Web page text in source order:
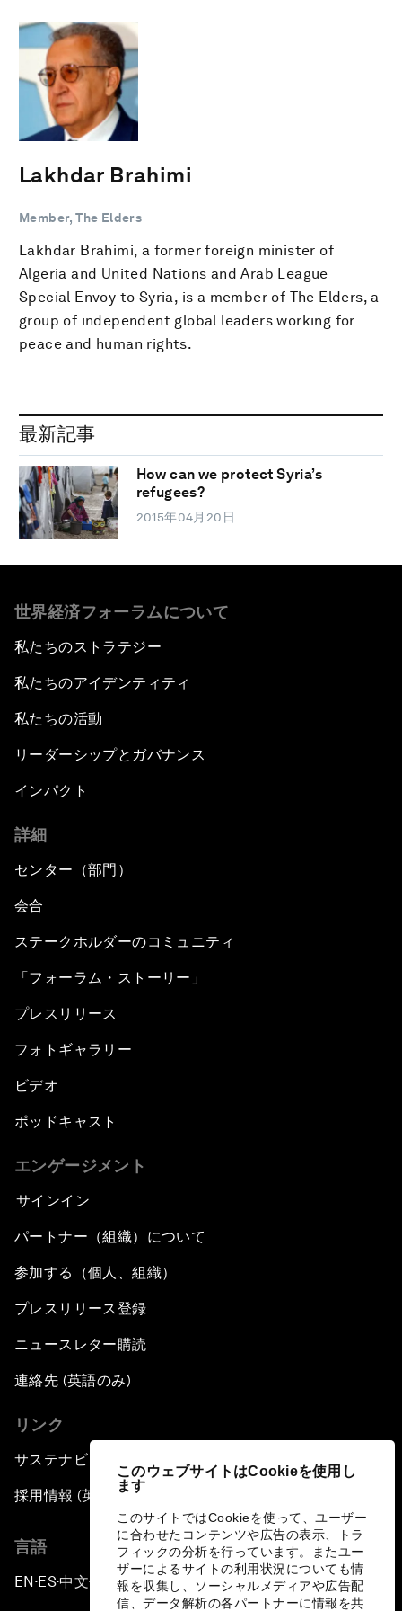
このウェブサイトはCookieを使用し
ます
このサイトではCookieを使って、ユーザー
に合わせたコンテンツや広告の表示、トラ
フィックの分析を行っています。またユー
ザーによるサイトの利用状況についても情
報を収集し、ソーシャルメディアや広告配
信、データ解析の各パートナーに情報を共
Lakhdar Brahimi
Member, The Elders
Lakhdar Brahimi, a former foreign minister of
Algeria and United Nations and Arab League
Special Envoy to Syria, is a member of The Elders, a
group of independent global leaders working for
peace and human rights.
最新記事
How can we protect Syria’s
refugees?
2015年04月20日
世界経済フォーラムについて
私たちのストラテジー
私たちのアイデンティティ
私たちの活動
リーダーシップとガバナンス
インパクト
詳細
センター（部門）
会合
ステークホルダーのコミュニティ
「フォーラム・ストーリー」
プレスリリース
フォトギャラリー
ビデオ
ポッドキャスト
エンゲージメント
サインイン
パートナー（組織）について
参加する（個人、組織）
プレスリリース登録
ニュースレター購読
連絡先 (英語のみ)
リンク
サステナビリティへの取り組み
採用情報 (英語のみ)
言語
EN ▪ES▪中文▪ 日本語